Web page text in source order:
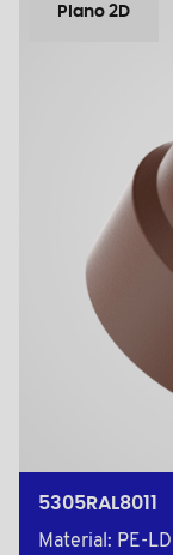
Plano 2D
5305RAL8011
Material: PE-LD